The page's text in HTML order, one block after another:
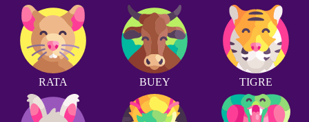
RATA BUEY TIGRE